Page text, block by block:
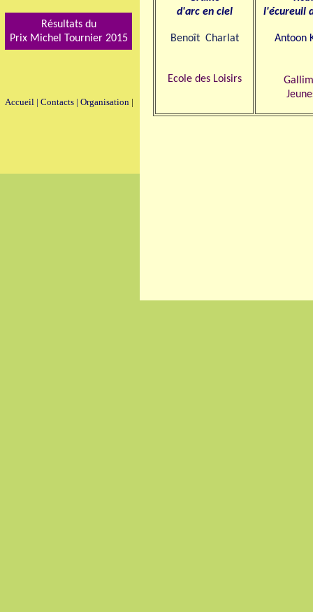
d'arc en ciel
Benoît Charlat
Ecole des Loisirs
l'écureuil
Antoon
Accueil | Contacts | Organisation |
Résultats du
Prix Michel Tournier 2015